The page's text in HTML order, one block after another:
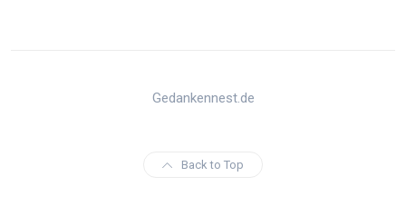
Gedankennest.de
Back to Top